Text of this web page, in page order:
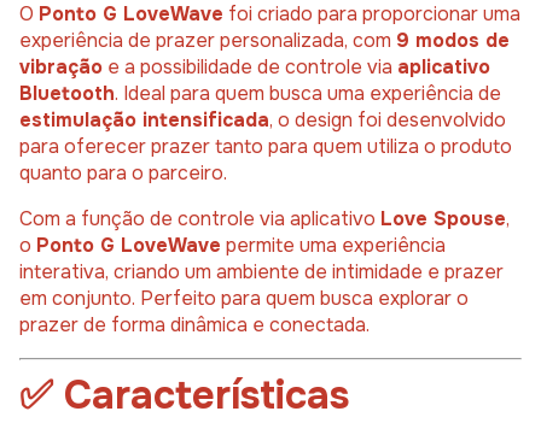
O Ponto G LoveWave foi criado para proporcionaruma
experiência de prazerpersonalizada, com 9 modos de
vibração e a possibilidade de controle via aplicativo
Bluetooth. Ideal para quem busca uma experiência de
estimulação intensificada, o design foi desenvolvido
para oferecerprazertanto para quem utiliza o produto
quanto para o parceiro.
Com a função de controle via aplicativo Love Spouse,
o Ponto G LoveWave permite uma experiência
interativa, criando um ambiente de intimidade e prazer
em conjunto. Perfeito para quem busca exploraro
prazerde forma dinâmica e conectada.
✅ Características